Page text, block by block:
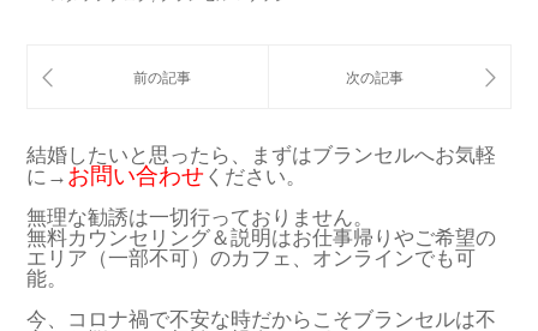
結婚したいと思ったら、まずはブランセルへお気軽
に→ お問い合わせ ください。
無理な勧誘は一切行っておりません。
無料カウンセリング＆説明はお仕事帰りやご希望の
エリア（一部不可）のカフェ、オンラインでも可
能。
今、コロナ禍で不安な時だからこそブランセルは不